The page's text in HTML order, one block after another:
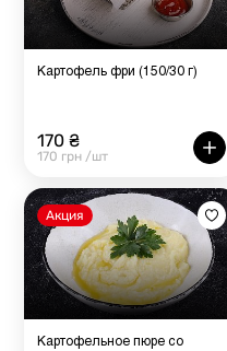
Картофель фри (150/30 г)
170 ₴
170 грн /шт
Акция
Картофельное пюре со